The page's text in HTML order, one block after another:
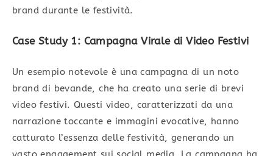
brand durante le festività.
Case Study 1: Campagna Virale di Video Festivi
Un esempio notevole è una campagna di un noto
brand di bevande, che ha creato una serie di brevi
video festivi. Questi video, caratterizzati da una
narrazione toccante e immagini evocative, hanno
catturato l’essenza delle festività, generando un